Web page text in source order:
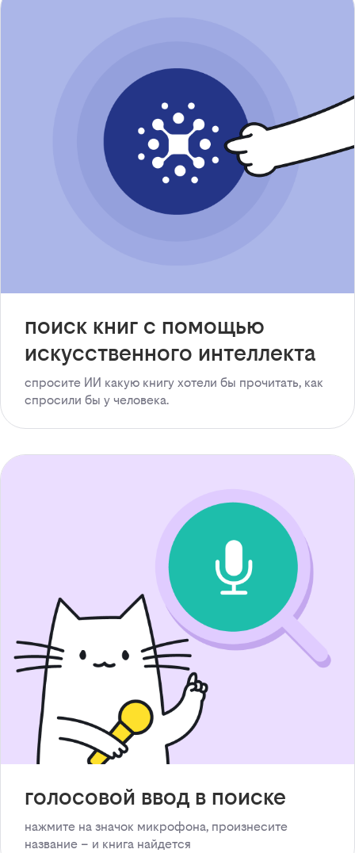
поиск книг с помощью
искусственного интеллекта
спросите ИИ какую книгу хотели бы прочитать, как
спросили бы у человека.
голосовой ввод в поиске
нажмите на значок микрофона, произнесите
название – и книга найдется